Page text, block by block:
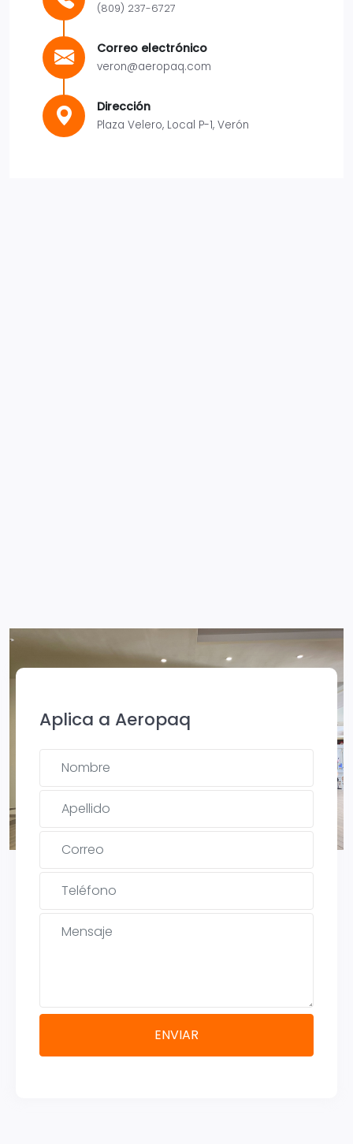
(809) 237-6727
Correo electrónico
veron@aeropaq.com
Dirección
Plaza Velero, Local P-1, Verón
Aplica a Aeropaq
ENVIAR